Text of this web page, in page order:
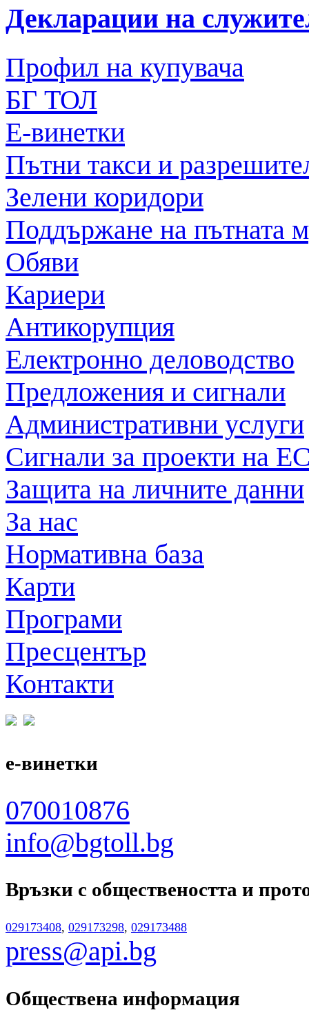
Декларации на
Профил на купувача
БГ ТОЛ
Е-винетки
Пътни такси и
Зелени коридори
Поддържане на пътната
Обяви
Кариери
Антикорупция
Електронно деловодство
Предложения и сигнали
Административни услуги
Сигнали за проекти на
Защита на личните данни
За нас
Нормативна база
Карти
Програми
Пресцентър
Контакти
е-винетки
070010876
info@bgtoll.bg
Връзки с обществеността и
029173408, 029173298, 029173488
press@api.bg
Обществена информация